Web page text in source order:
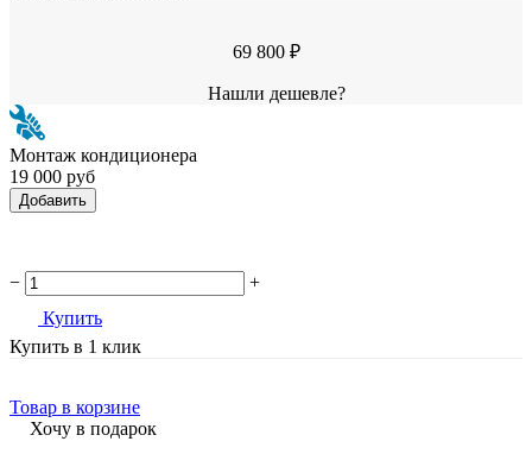
69 800 ₽
Нашли дешевле?
Монтаж кондиционера
19 000 руб
Добавить
−
+
Купить
Купить в 1 клик
Товар в корзине
Хочу в подарок